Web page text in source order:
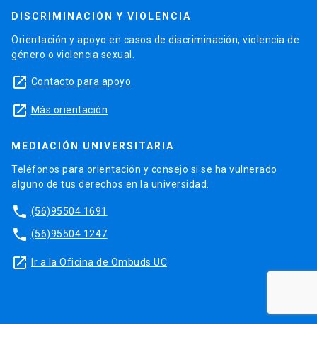
DISCRIMINACIÓN Y VIOLENCIA
Orientación y apoyo en casos de discriminación, violencia de
género o violencia sexual.
launch Contacto para apoyo
launch Más orientación
MEDIACIÓN UNIVERSITARIA
Teléfonos para orientación y consejo si se ha vulnerado
alguno de tus derechos en la universidad.
phone (56)95504 1691
phone (56)95504 1247
launch Ir a la Oficina de Ombuds UC